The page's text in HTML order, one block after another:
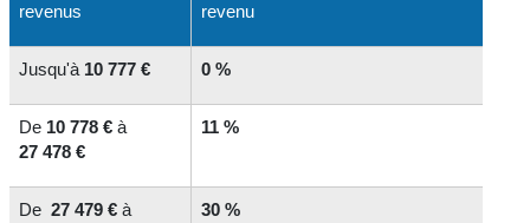
revenus
revenu
Jusqu'à 10 777 € 0 %
De 10 778 € à
27 478 €
11 %
De27 479 € à
30 %